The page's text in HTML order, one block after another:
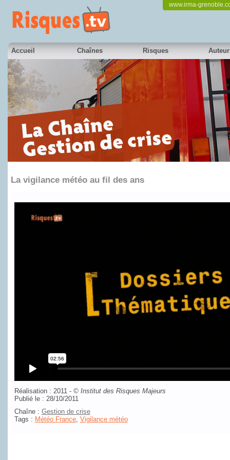
www.irma-
Accueil Chaînes Risques
La vigilance météo au fil des ans
Réalisation : 2011 - © Institut des Risques Majeurs
Publié le : 28/10/2011
Chaîne : Gestion de crise
Tags : Météo France, Vigilance météo